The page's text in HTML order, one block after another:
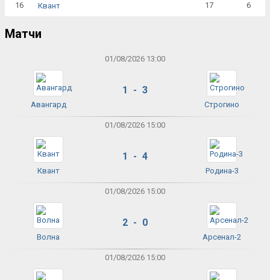
16 Квант 17 6
Матчи
01/08/2026 13:00
Авангард
1 - 3
Строгино
01/08/2026 15:00
Квант
1 - 4
Родина-3
01/08/2026 15:00
Волна
2 - 0
Арсенал-2
01/08/2026 15:00